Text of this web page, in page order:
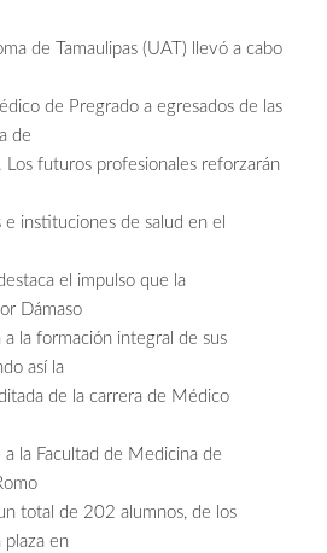
de Tamaulipas (UAT) llevó a cabo
de Pregrado a egresados de las
de
Los futuros profesionales reforzarán
instituciones de salud en el
el impulso que la
Dámaso
la formación integral de sus
así la
de la carrera de Médico
la Facultad de Medicina de
total de 202 alumnos, de los
en